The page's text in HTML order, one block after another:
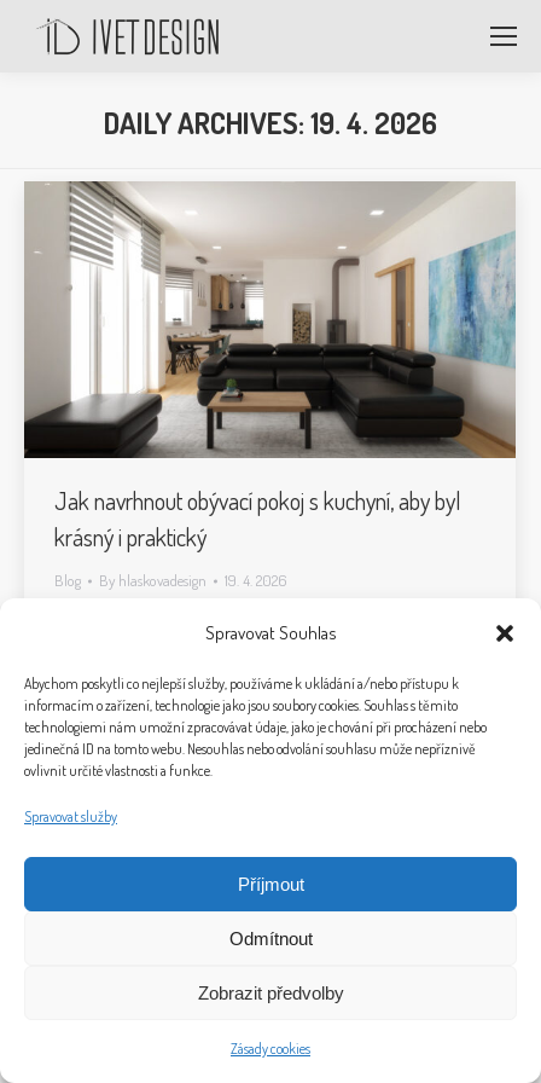
Spravovat Souhlas
Abychom poskytli co nejlepší služby, používáme k ukládání a/nebo přístupu k
informacím o zařízení, technologie jako jsou soubory cookies. Souhlas s těmito
technologiemi nám umožní zpracovávat údaje, jako je chování při procházení nebo
jedinečná ID na tomto webu. Nesouhlas nebo odvolání souhlasu může nepříznivě
ovlivnit určité vlastnosti a funkce.
Spravovat služby
Příjmout
Odmítnout
Zobrazit předvolby
Zásady cookies
DAILY ARCHIVES:19. 4. 2026
Jak navrhnout obývací pokoj s kuchyní, aby byl
krásný i praktický
Blog By hlaskovadesign 19. 4. 2026
© 2026 Bytový design a home staging Ivet Design
Clocan Jakubmasek.cz
Bottom-menu